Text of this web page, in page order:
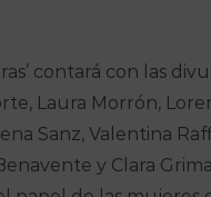
contará con las
Laura Morrón,
Sanz, Valentina
y Clara